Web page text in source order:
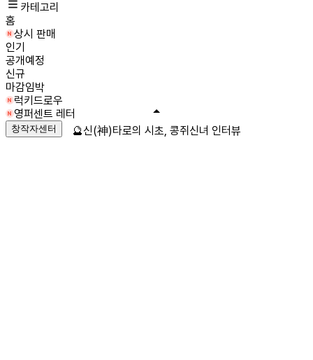
카테고리
홈
상시 판매
인기
공개예정
신규
마감임박
럭키드로우
영퍼센트 레터
창작자센터 🔮신(神)타로의 시초, 콩쥐신녀 인터뷰